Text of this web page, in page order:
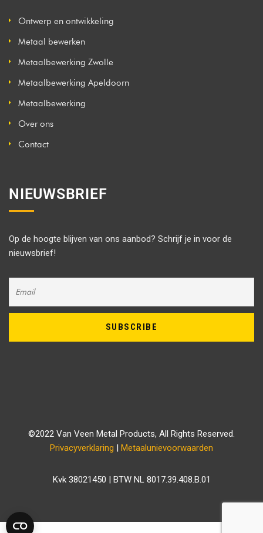
Ontwerp en ontwikkeling
Metaal bewerken
Metaalbewerking Zwolle
Metaalbewerking Apeldoorn
Metaalbewerking
Over ons
Contact
NIEUWSBRIEF
Op de hoogte blijven van ons aanbod? Schrijf je in voor de
nieuwsbrief!
©2022 Van Veen Metal Products, All Rights Reserved.
Privacyverklaring | Metaalunievoorwaarden
Kvk 38021450 | BTW NL 8017.39.408.B.01